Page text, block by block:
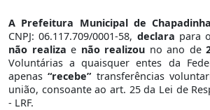
A Prefeitura Municipal de
CNPJ: 06.117.709/0001-58, declara para
não realiza e não realizou no ano de
Voluntárias a quaisquer entes da
apenas“recebe” transferências
união, consoante ao art. 25 da Lei de
- LRF.